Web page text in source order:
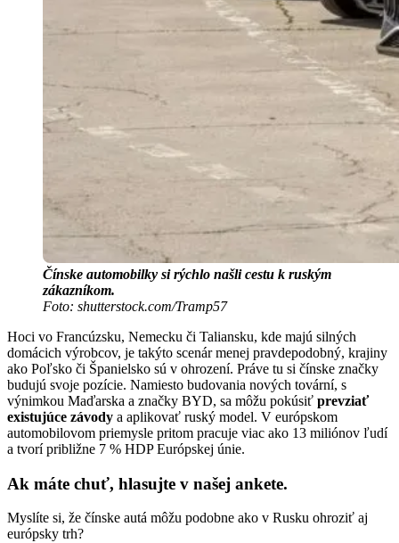
Čínske automobilky si rýchlo našli cestu k ruským
zákazníkom.
Foto: shutterstock.com/Tramp57
Hoci vo Francúzsku, Nemecku či Taliansku, kde majú silných
domácich výrobcov, je takýto scenár menej pravdepodobný, krajiny
ako Poľsko či Španielsko sú v ohrození. Práve tu si čínske značky
budujú svoje pozície. Namiesto budovania nových tovární, s
výnimkou Maďarska a značky BYD, sa môžu pokúsiť prevziať
existujúce závody a aplikovať ruský model. V európskom
automobilovom priemysle pritom pracuje viac ako 13 miliónov ľudí
a tvorí približne 7 % HDP Európskej únie.
Ak máte chuť, hlasujte v našej ankete.
Myslíte si, že čínske autá môžu podobne ako v Rusku ohroziť aj
európsky trh?